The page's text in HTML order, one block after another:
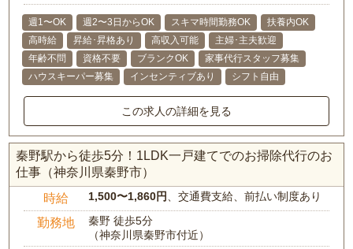
週1〜OK 週2〜3日からOK スキマ時間勤務OK
扶養内OK
高時給
昇給･昇格あり 高収入可能
主婦･主夫歓迎
年齢不問
資格不要 ブランクOK
家事代行スタッフ募集
ハウスキーパー募集
インセンティブあり シフト自由
この求人の詳細を見る
秦野駅から徒歩5分！1LDK一戸建てでのお掃除代行のお
仕事（神奈川県秦野市）
時給 1,500〜1,860円、交通費支給、前払い制度あり
勤務地
秦野 徒歩5分
（神奈川県秦野市付近）